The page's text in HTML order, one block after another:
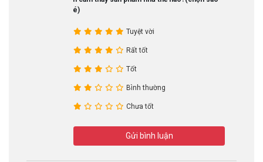
nhé)
Tuyệt vời
Rất tốt
Tốt
Bình thường
Chưa tốt
Gửi bình luận